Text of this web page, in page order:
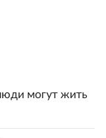
могут жить